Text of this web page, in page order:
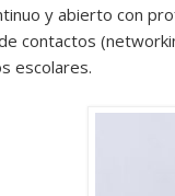
y abierto con
contactos
escolares.